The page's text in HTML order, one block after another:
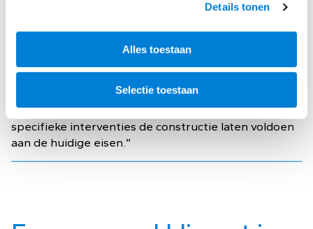
Details tonen
Alles toestaan
Selectie toestaan
onderzocht. Uit dit onderzoek bleek dat deze niet
voldeed
en binnen afzienbare termijn moest worden
versterkt. “We zijn vergaand bezig geweest om tot
de kern te komen: hoe werkt de constructie, en waar
haalt deze smalle, langgerekte constructie zijn
stabiliteit uit? Vervolgens konden we met gerichte
specifieke interventies de constructie laten voldoen
aan de huidige eisen.”